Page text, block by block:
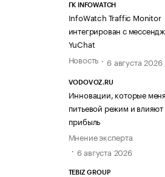
ГК INFOWATCH
InfoWatch Traffic Monitor
интегрирован с
YuChat
Новость
6 августа 2026
VODOVOZ.RU
Инновации, которые
питьевой режим и влияют
прибыль
Мнение эксперта
6 августа 2026
TEBIZ GROUP